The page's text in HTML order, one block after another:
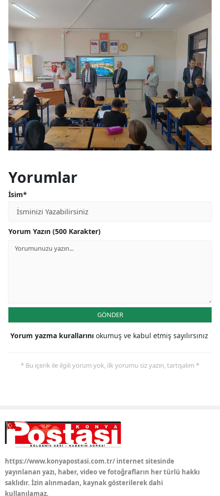
Kahramanmaraş
Mardin
Muş
Nevşehir
Niğde
Ordu
Rize
Trabzon
Uşak
Bayburt
Yorumlar
İsim*
Yorum Yazın (500 Karakter)
GÖNDER
Yorum yazma kurallarını okumuş ve kabul etmiş sayılırsınız
* Bu içerik ile ilgili yorum yok, ilk yorumu siz yazın, tartışalım *
https://www.konyapostasi.com.tr/ internet sitesinde
yayınlanan yazı, haber, video ve fotoğrafların her türlü hakkı
saklıdır. İzin alınmadan, kaynak gösterilerek dahi
kullanılamaz.